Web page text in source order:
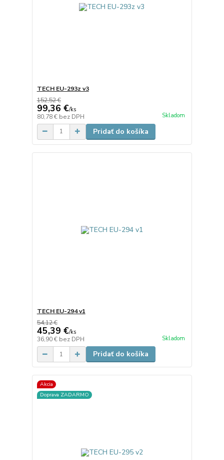
TECH EU-293z v3
152,52 €
99,36 €/ks
80,78 € bez DPH Skladom
Pridať do košíka
TECH EU-294 v1
54,12 €
45,39 €/ks
36,90 € bez DPH Skladom
Pridať do košíka
Akcia
Doprava ZADARMO